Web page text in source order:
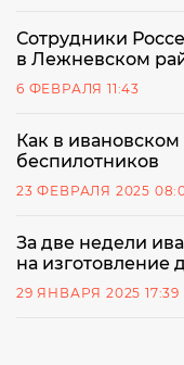
Сотрудники
в Лежневском
6 ФЕВРАЛЯ 11:43
Как в
беспилотников
23 ФЕВРАЛЯ 2025
За две недели
на изготовление
29 ЯНВАРЯ 2025 17:39